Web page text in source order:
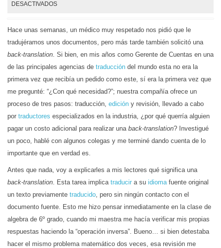
DESACTIVADOS
Hace unas semanas, un médico muy respetado nos pidió que le
tradujéramos unos documentos, pero más tarde también solicitó una
back-translation. Si bien, en mis años como Gerente de Cuentas en una
de las principales agencias de traducción del mundo esta no era la
primera vez que recibía un pedido como este, sí era la primera vez que
me pregunté: “¿Con qué necesidad?”; nuestra compañía ofrece un
proceso de tres pasos: traducción, edición y revisión, llevado a cabo
por traductores especializados en la industria, ¿por qué querría alguien
pagar un costo adicional para realizar una back-translation? Investigué
un poco, hablé con algunos colegas y me terminé dando cuenta de lo
importante que en verdad es.
Antes que nada, voy a explicarles a mis lectores qué significa una
back-translation. Esta tarea implica traducir a su idiomafuente original
un texto previamente traducido, pero sin ningún contacto con el
documento fuente. Esto me hizo pensar inmediatamente en la clase de
algebra de 6º grado, cuando mi maestra me hacía verificar mis propias
respuestas haciendo la “operación inversa”. Bueno… si bien detestaba
hacer el mismo problema matemático dos veces, esa revisión me